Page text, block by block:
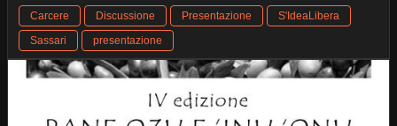
Carcere Discussione Presentazione
S'IdeaLibera
Sassari
presentazione